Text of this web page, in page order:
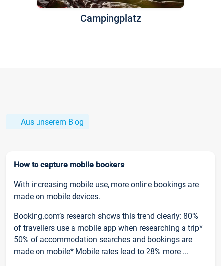
Campingplatz
Aus unserem Blog
How to capture mobile bookers
With increasing mobile use, more online bookings are
made on mobile devices.
Booking.com’s research shows this trend clearly: 80%
of travellers use a mobile app when researching a trip*
50% of accommodation searches and bookings are
made on mobile* Mobile rates lead to 28% more ...